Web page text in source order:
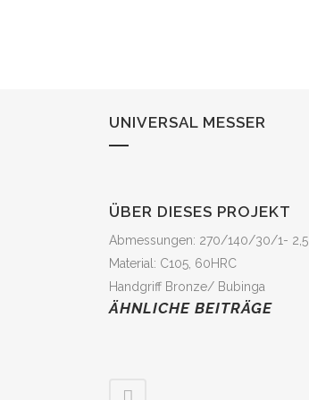
UNIVERSAL MESSER
ÜBER DIESES PROJEKT
Abmessungen: 270/140/30/1- 2,5
Material: C105, 60HRC
Handgriff Bronze/ Bubinga
ÄHNLICHE BEITRÄGE